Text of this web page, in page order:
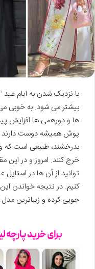
بیشتر می شود. به خوبی
ها و دورهمی ها افزایش
پوش همیشه دوست دارند
بدرخشند، طبیعی است که
خرج کنند. امروز و در این
کنیم. در نتیجه خواندن
جویی کرده و زیباترین مدل